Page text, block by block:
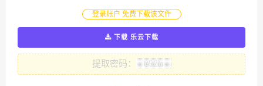
登录账户 免费下载该文件
下载 乐云下载
提取密码：